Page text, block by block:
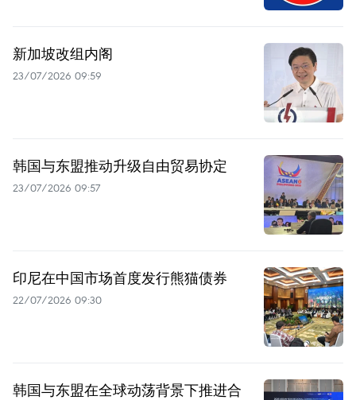
新加坡改组内阁
23/07/2026 09:59
韩国与东盟推动升级自由贸易协定
23/07/2026 09:57
印尼在中国市场首度发行熊猫债券
22/07/2026 09:30
韩国与东盟在全球动荡背景下推进合